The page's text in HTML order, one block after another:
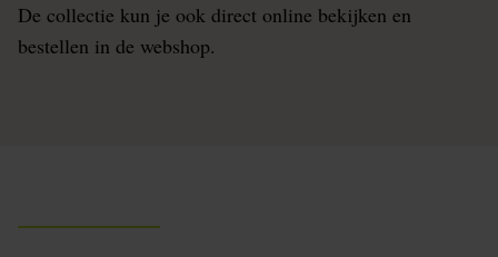
De collectie kun je ook direct online bekijken en
bestellen in de webshop.